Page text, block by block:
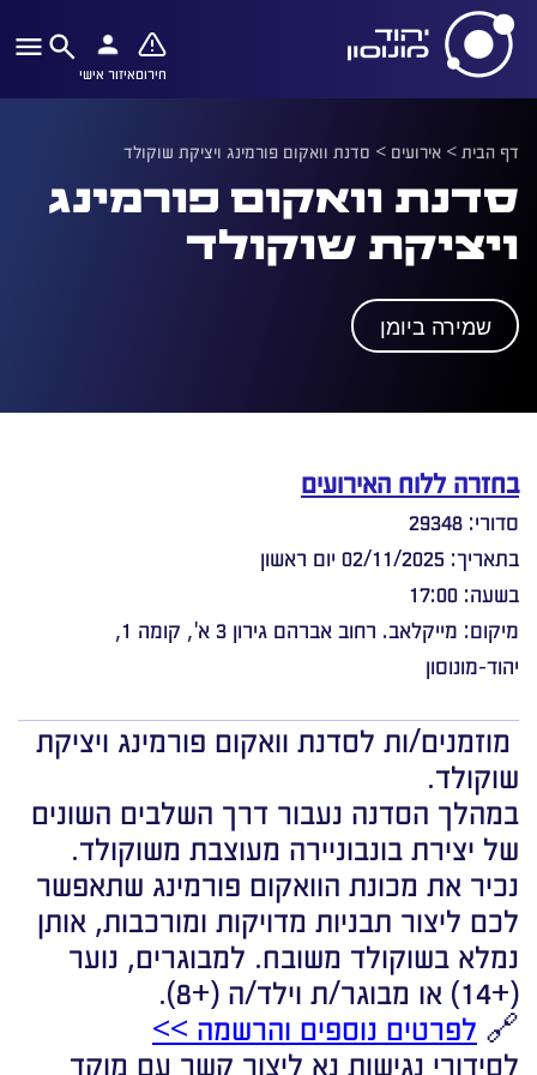
חירוםאיזור אישי
דף הבית> אירועים > סדנת וואקום פורמינג ויציקת שוקולד
סדנת וואקום פורמינג
ויציקת שוקולד
שמירה ביומן
בחזרה ללוח האירועים
סדורי: 29348
בתאריך: 02/11/2025 יום ראשון
בשעה: 17:00
מיקום: מייקלאב. רחוב אברהם גירון 3 א', קומה 1,
יהוד-מונוסון
מוזמנים/ות לסדנת וואקום פורמינג ויציקת
שוקולד.
במהלך הסדנה נעבור דרך השלבים השונים
של יצירת בונבוניירה מעוצבת משוקולד.
נכיר את מכונת הוואקום פורמינג שתאפשר
לכם ליצור תבניות מדויקות ומורכבות, אותן
נמלא בשוקולד משובח. למבוגרים, נוער
(+14) או מבוגר/ת וילד/ה (+8).
🔗 לפרטים נוספים והרשמה >>
לסידורי נגישות נא ליצור קשר עם מוקד